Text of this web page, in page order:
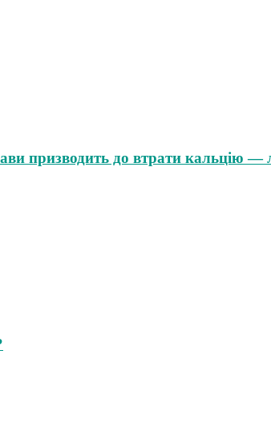
призводить до втрати кальцію —